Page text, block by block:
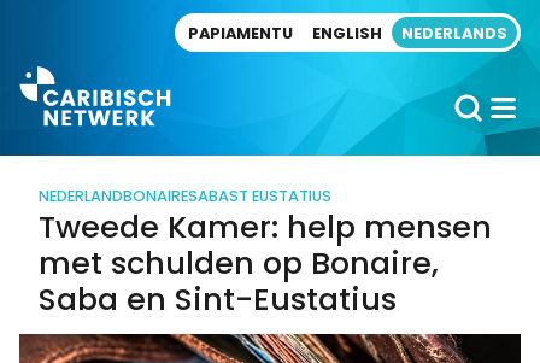
PAPIAMENTU ENGLISH NEDERLANDS
NEDERLANDBONAIRESABAST EUSTATIUS
Tweede Kamer: help mensen
met schulden op Bonaire,
Saba en Sint-Eustatius